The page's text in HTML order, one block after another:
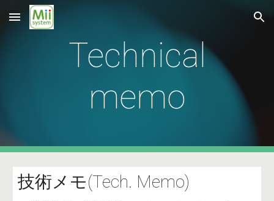
Skip to main content Skip to navigation
Technical
memo
技術メモ(Tech. Memo)